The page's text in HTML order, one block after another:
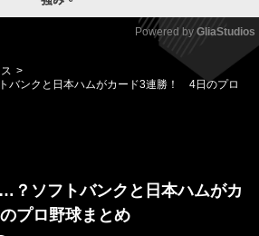
Mute
Powered by GliaStudios
バンクと日本ハムがカード3連勝！ 4日のプロ
？ソフトバンクと日本ハムがカ
プロ野球まとめ